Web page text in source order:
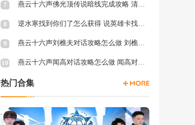
7 燕云十六声佛光顶传说暗线完成攻略 清河佛光顶传说暗涌怎么触发
8 逆水寒找到你们了怎么获得 说英雄卡找到你们了获得方法
9 燕云十六声刘樵夫对话攻略怎么做 刘樵夫对话结交攻略一览
10 燕云十六声闻高对话攻略怎么做 闻高对话结交攻略一览
热门合集